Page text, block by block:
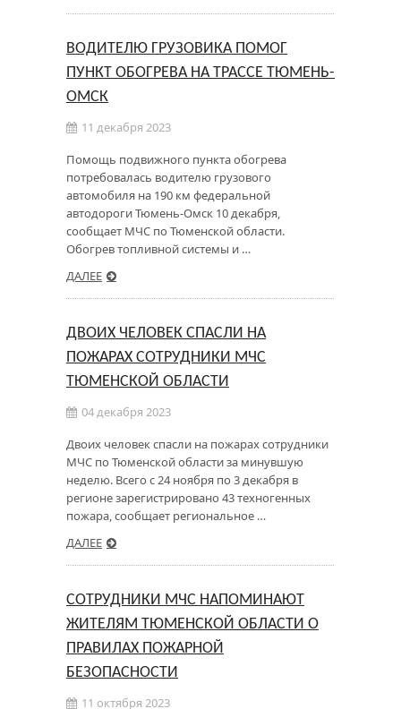
ВОДИТЕЛЮ ГРУЗОВИКА ПОМОГ
ПУНКТ ОБОГРЕВА НА ТРАССЕ ТЮМЕНЬ-
ОМСК
11 декабря 2023
Помощь подвижного пункта обогрева
потребовалась водителю грузового
автомобиля на 190 км федеральной
автодороги Тюмень-Омск 10 декабря,
сообщает МЧС по Тюменской области.
Обогрев топливной системы и …
ДАЛЕЕ
ДВОИХ ЧЕЛОВЕК СПАСЛИ НА
ПОЖАРАХ СОТРУДНИКИ МЧС
ТЮМЕНСКОЙ ОБЛАСТИ
04 декабря 2023
Двоих человек спасли на пожарах сотрудники
МЧС по Тюменской области за минувшую
неделю. Всего с 24 ноября по 3 декабря в
регионе зарегистрировано 43 техногенных
пожара, сообщает региональное …
ДАЛЕЕ
СОТРУДНИКИ МЧС НАПОМИНАЮТ
ЖИТЕЛЯМ ТЮМЕНСКОЙ ОБЛАСТИ О
ПРАВИЛАХ ПОЖАРНОЙ
БЕЗОПАСНОСТИ
11 октября 2023